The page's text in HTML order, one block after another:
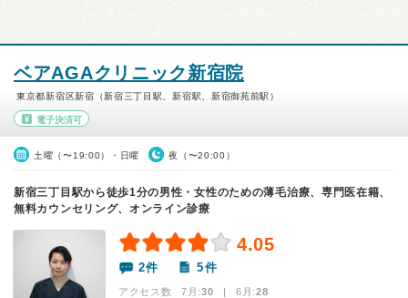
ベアAGAクリニック新宿院
東京都新宿区新宿（新宿三丁目駅、新宿駅、新宿御苑前駅）
電子決済可
土曜（〜19:00）・日曜 夜（〜20:00）
新宿三丁⽬駅から徒歩1分の男性・女性のための薄毛治療、専門医在籍、
無料カウンセリング、オンライン診療
4.05
2件 5件
アクセス数 7月:30 | 6月:28